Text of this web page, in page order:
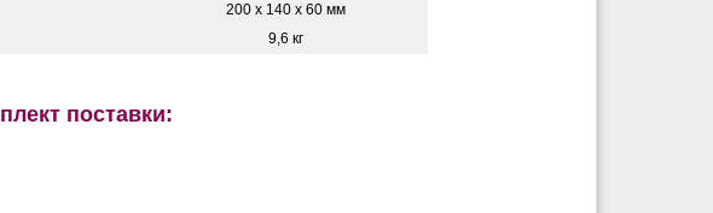
200 x 140 x 60 мм
9,6 кг
поставки: